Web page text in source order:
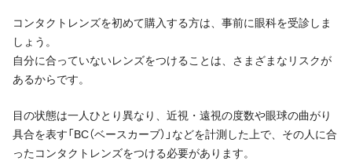
コンタクトレンズを初めて購入する方は、事前に眼科を受診しま
しょう。
自分に合っていないレンズをつけることは、さまざまなリスクが
あるからです。
目の状態は一人ひとり異なり、近視・遠視の度数や眼球の曲がり
具合を表す「BC（ベースカーブ）」などを計測した上で、その人に合
ったコンタクトレンズをつける必要があります。